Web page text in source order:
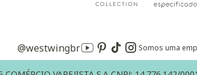
@westwingbr Somos uma